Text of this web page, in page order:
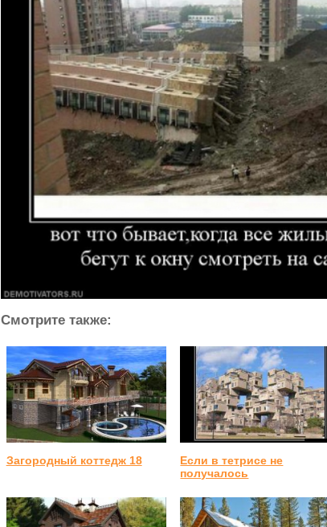
Смотрите также:
Загородный коттедж 18
Если в тетрисе не
получалось